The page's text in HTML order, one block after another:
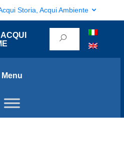
Storia, Acqui Ambiente
Menu